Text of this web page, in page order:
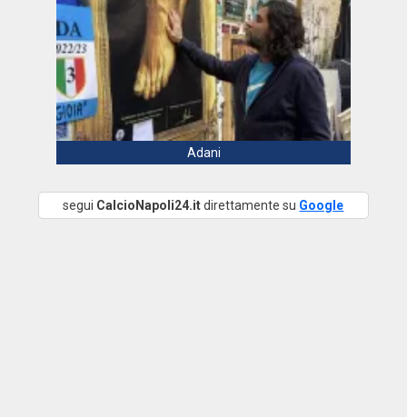
Adani
segui CalcioNapoli24.itdirettamente su Google